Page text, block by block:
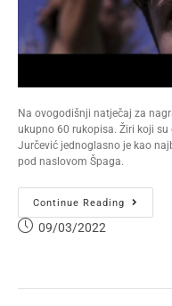
Na ovogodišnji natječaj za
ukupno 60 rukopisa. Žiri koji su
Jurčević jednoglasno je kao
pod naslovom Špaga.
Continue Reading
09/03/2022